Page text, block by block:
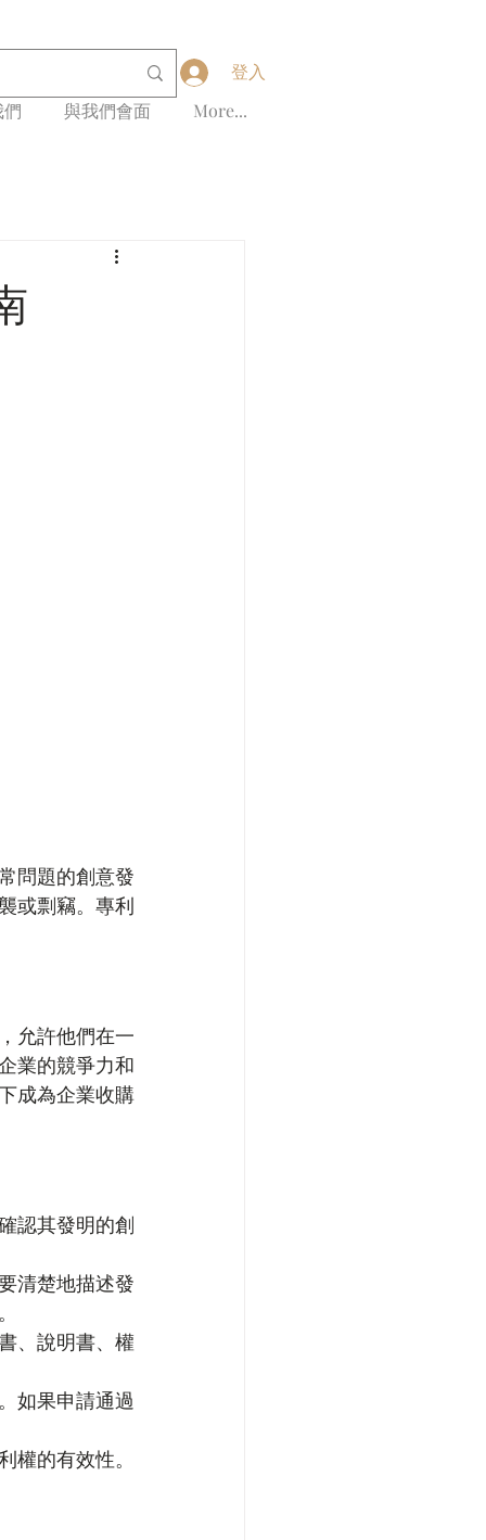
與我們會面 More...
登入
問題的創意發
或剽竊。專利
允許他們在一
業的競爭力和
成為企業收購
認其發明的創
清楚地描述發
、說明書、權
如果申請通過
權的有效性。